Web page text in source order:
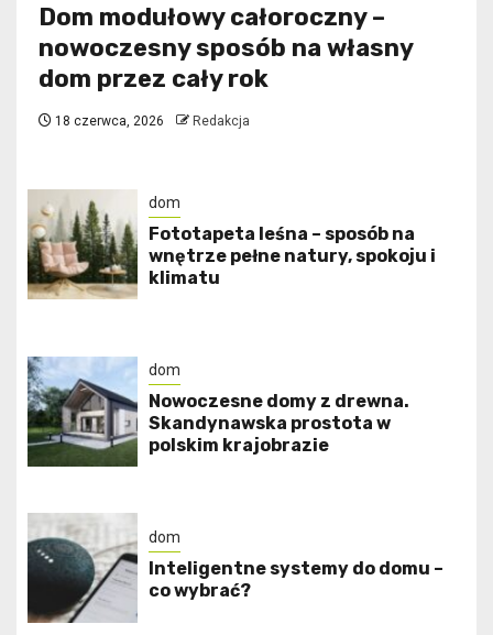
Dom modułowy całoroczny –
nowoczesny sposób na własny
dom przez cały rok
18 czerwca, 2026 Redakcja
dom
​Fototapeta leśna – sposób na
wnętrze pełne natury, spokoju i
klimatu
dom
Nowoczesne domy z drewna.
Skandynawska prostota w
polskim krajobrazie
dom
Inteligentne systemy do domu –
co wybrać?